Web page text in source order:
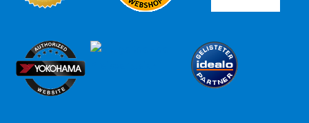
Zuletzt aktualisiert am 01.10.2024